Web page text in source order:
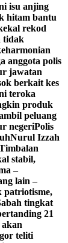
isu anjing
hitam bantu
rekod
tidak
anggota polis
jawatan
berkait kes
teroka
produk
peluang
negeriPolis
Nurul Izzah
stabil,
–
lain –
patriotisme,
tingkat
21
teliti